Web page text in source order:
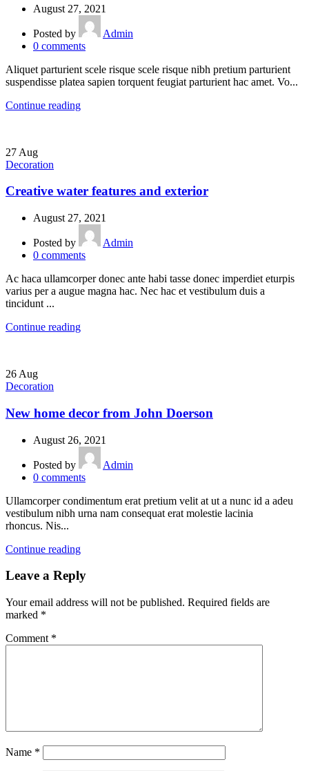
August 27, 2021
Posted by
Admin
0 comments
Aliquet parturient scele risque scele risque nibh pretium parturient
suspendisse platea sapien torquent feugiat parturient hac amet. Vo...
Continue reading
27 Aug
Decoration
Creative water features and exterior
August 27, 2021
Posted by
Admin
0 comments
Ac haca ullamcorper donec ante habi tasse donec imperdiet eturpis
varius per a augue magna hac. Nec hac et vestibulum duis a
tincidunt ...
Continue reading
26 Aug
Decoration
New home decor from John Doerson
August 26, 2021
Posted by
Admin
0 comments
Ullamcorper condimentum erat pretium velit at ut a nunc id a adeu
vestibulum nibh urna nam consequat erat molestie lacinia
rhoncus. Nis...
Continue reading
Leave a Reply
Your email address will not be published. Required fields are
marked *
Comment *
Name *